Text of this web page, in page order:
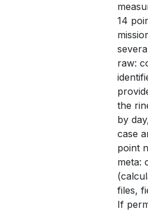
14
raw:
the
by
case
point
meta:
files,
If